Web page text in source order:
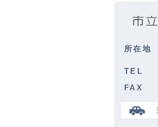
所在地
TEL
FAX